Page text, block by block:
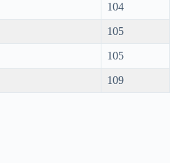
104
105
105
109